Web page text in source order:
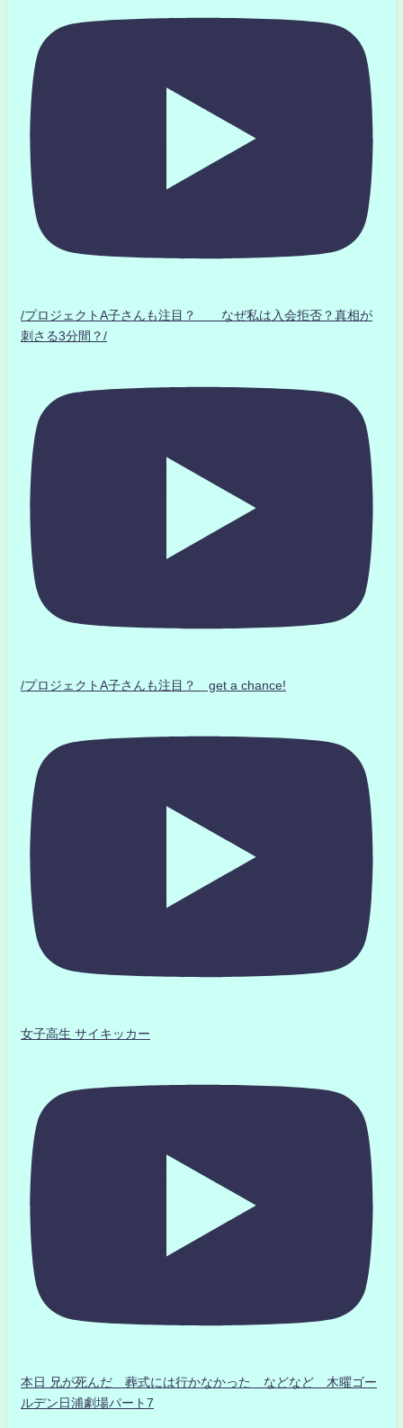
/プロジェクトA子さんも注目？ なぜ私は入会拒否？真相が
刺さる3分間？/
/プロジェクトA子さんも注目？ get a chance!
女子高生 サイキッカー
本日 兄が死んだ 葬式には行かなかった などなど 木曜ゴー
ルデン日浦劇場パート7